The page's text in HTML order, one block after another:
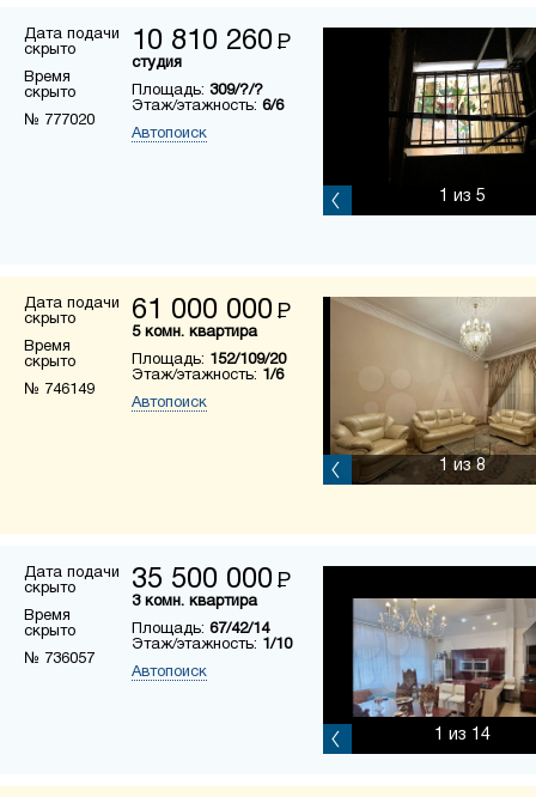
Дата подачи
скрыто
Время
скрыто
№ 777020
10 810 260 Р
студия
Площадь: 309/?/?
Этаж/этажность: 6/6
Автопоиск
1 из 5
Дата подачи
скрыто
Время
скрыто
№ 746149
61 000 000 Р
5 комн. квартира
Площадь: 152/109/20
Этаж/этажность: 1/6
Автопоиск
1 из 8
Дата подачи
скрыто
Время
скрыто
№ 736057
35 500 000 Р
3 комн. квартира
Площадь: 67/42/14
Этаж/этажность: 1/10
Автопоиск
1 из 14